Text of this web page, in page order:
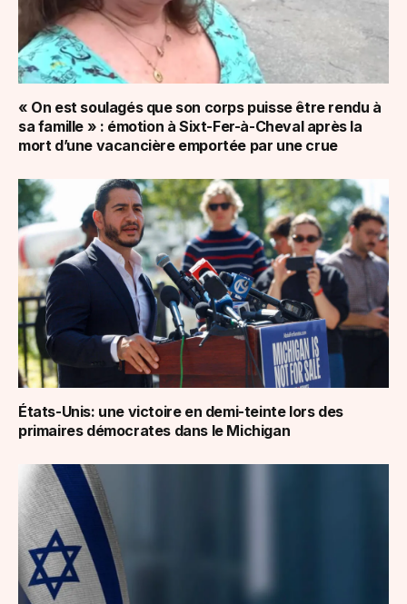
« On est soulagés que son corps puisse être rendu à
sa famille » : émotion à Sixt-Fer-à-Cheval après la
mort d’une vacancière emportée par une crue
États-Unis: une victoire en demi-teinte lors des
primaires démocrates dans le Michigan